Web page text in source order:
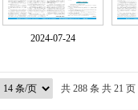
2024-07-24
共 288 条 共 21 页